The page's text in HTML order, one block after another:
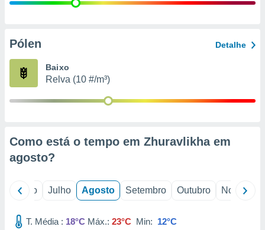
e
de
Pólen Detalhe
Baixo
Relva (10 #/m³)
Como está o tempo em Zhuravlikha em
agosto?
Junho Julho Agosto Setembro Outubro Novembro
T. Média : 18°C Máx.: 23°C Min: 12°C